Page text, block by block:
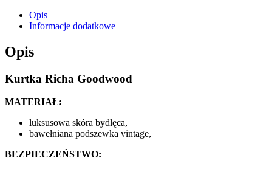
Opis
Informacje dodatkowe
Opis
Kurtka Richa Goodwood
MATERIAŁ:
luksusowa skóra bydlęca,
bawełniana podszewka vintage,
BEZPIECZEŃSTWO: